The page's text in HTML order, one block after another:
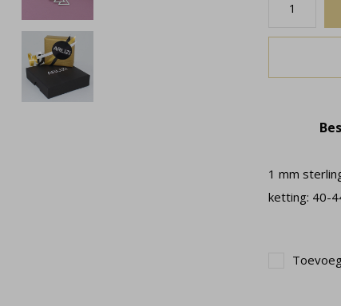
1 mm
ketting: 40-